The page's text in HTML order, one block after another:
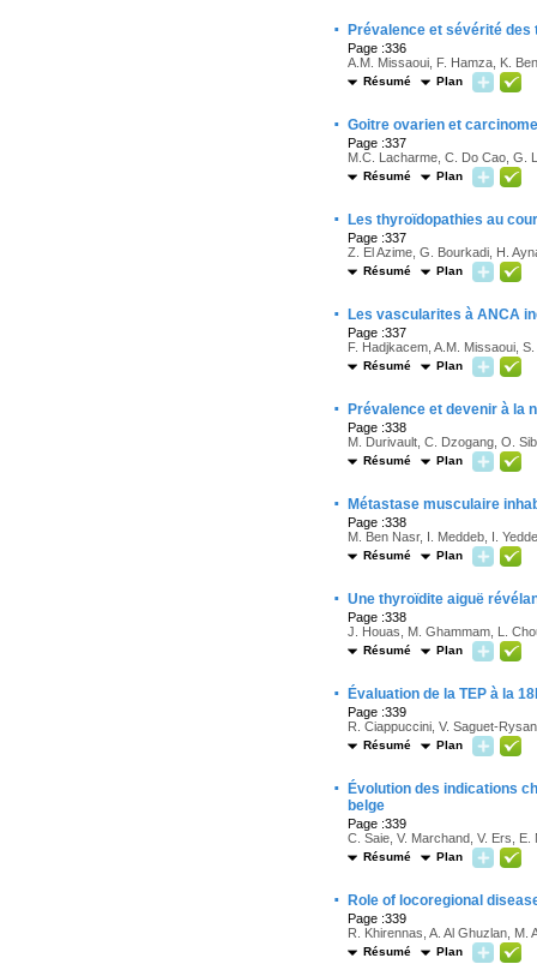
· Prévalence et sévérité
Page :336
A.M. Missaoui, F. Hamza, K.
Résumé Plan
· Goitre ovarien et
Page :337
M.C. Lacharme, C. Do Cao, G.
Résumé Plan
· Les thyroïdopathies au
Page :337
Z. El Azime, G. Bourkadi, H.
Résumé Plan
· Les vascularites à ANCA
Page :337
F. Hadjkacem, A.M. Missaoui,
Résumé Plan
· Prévalence et devenir à la
Page :338
M. Durivault, C. Dzogang, O.
Résumé Plan
· Métastase musculaire
Page :338
M. Ben Nasr, I. Meddeb, I.
Résumé Plan
· Une thyroïdite aiguë
Page :338
J. Houas, M. Ghammam, L.
Résumé Plan
· Évaluation de la TEP à la
Page :339
R. Ciappuccini, V. Saguet-
Résumé Plan
·
Évolution des indications
belge
Page :339
C. Saie, V. Marchand, V. Ers, E.
Résumé Plan
· Role of locoregional
Page :339
R. Khirennas, A. Al Ghuzlan,
Résumé Plan